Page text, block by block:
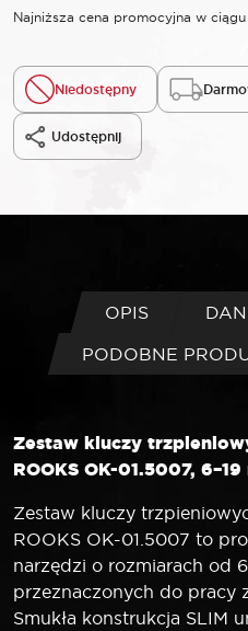
Najniższa cena promocyjna w
Niedostępny
Udostępnij
OPIS
PODOBNE
Zestaw kluczy
ROOKS OK-01.5007,
Zestaw kluczy
ROOKS OK-01.5007 to
narzędzi o rozmiarach od
przeznaczonych do pracy
Smukła konstrukcja SLIM